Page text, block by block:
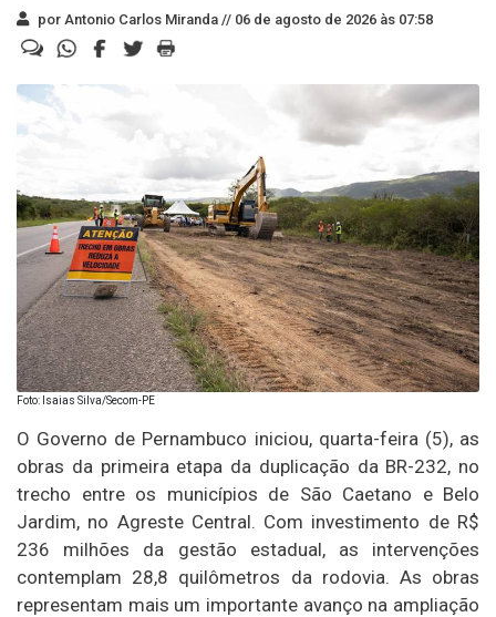
por Antonio Carlos Miranda // 06 de agosto de 2026 às 07:58
Foto: Isaias Silva/Secom-PE
O Governo de Pernambuco iniciou, quarta-feira (5), as
obras da primeira etapa da duplicação da BR-232, no
trecho entre os municípios de São Caetano e Belo
Jardim, no Agreste Central. Com investimento de R$
236 milhões da gestão estadual, as intervenções
contemplam 28,8 quilômetros da rodovia. As obras
representam mais um importante avanço na ampliação